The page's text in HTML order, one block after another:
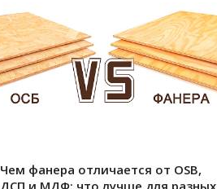
Чем фанера отличается от OSB,